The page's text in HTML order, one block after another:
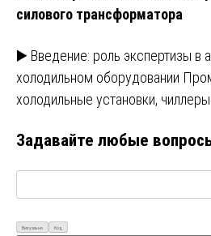
силового трансформатора
▶️ Введение: роль экспертизы в
холодильном оборудовании
холодильные установки,
Задавайте любые
Визуально Код